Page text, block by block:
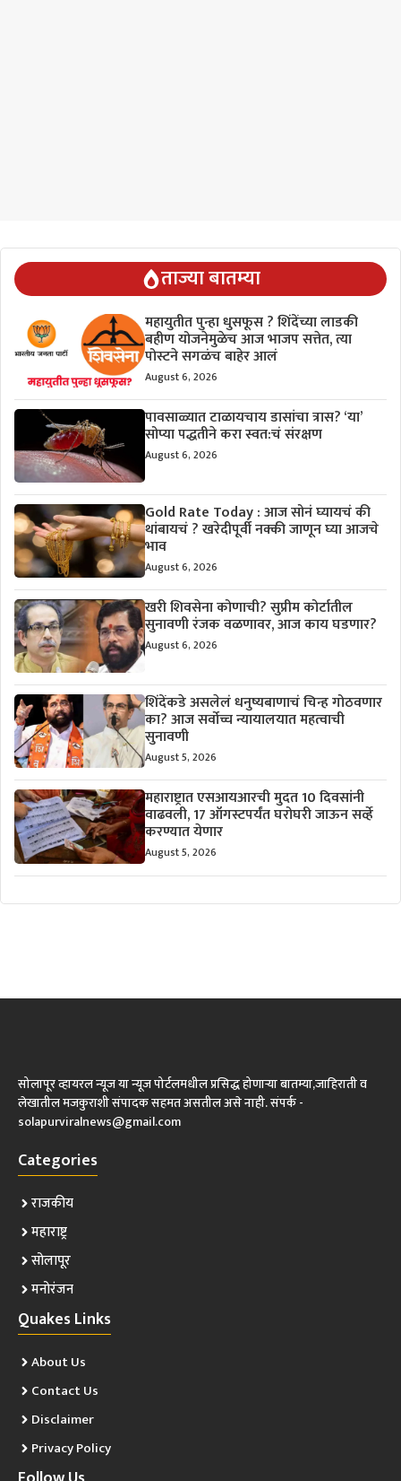
ताज्या बातम्या
महायुतीत पुन्हा धुसफूस ? शिंदेंच्या लाडकी
बहीण योजनेमुळेच आज भाजप सत्तेत, त्या
पोस्टने सगळंच बाहेर आलं
August 6, 2026
पावसाळ्यात टाळायचाय डासांचा त्रास? ‘या’
सोप्या पद्धतीने करा स्वत:चं संरक्षण
August 6, 2026
Gold Rate Today : आज सोनं घ्यायचं की
थांबायचं ? खरेदीपूर्वी नक्की जाणून घ्या आजचे
भाव
August 6, 2026
खरी शिवसेना कोणाची? सुप्रीम कोर्टातील
सुनावणी रंजक वळणावर, आज काय घडणार?
August 6, 2026
शिंदेंकडे असलेलं धनुष्यबाणाचं चिन्ह गोठवणार
का? आज सर्वोच्च न्यायालयात महत्वाची
सुनावणी
August 5, 2026
महाराष्ट्रात एसआयआरची मुदत 10 दिवसांनी
वाढवली, 17 ऑगस्टपर्यंत घरोघरी जाऊन सर्व्हे
करण्यात येणार
August 5, 2026
सोलापूर व्हायरल न्यूज या न्यूज पोर्टलमधील प्रसिद्ध होणाऱ्या बातम्या,जाहिराती व
लेखातील मजकुराशी संपादक सहमत असतील असे नाही. संपर्क -
solapurviralnews@gmail.com
Categories
राजकीय
महाराष्ट्र
सोलापूर
मनोरंजन
Quakes Links
About Us
Contact Us
Disclaimer
Privacy Policy